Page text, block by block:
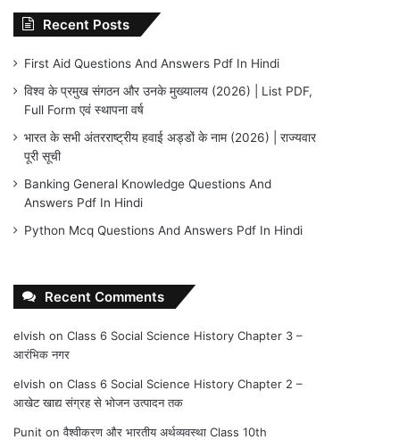
Recent Posts
First Aid Questions And Answers Pdf In Hindi
विश्व के प्रमुख संगठन और उनके मुख्यालय (2026) | List PDF,
Full Form एवं स्थापना वर्ष
भारत के सभी अंतरराष्ट्रीय हवाई अड्डों के नाम (2026) | राज्यवार
पूरी सूची
Banking General Knowledge Questions And
Answers Pdf In Hindi
Python Mcq Questions And Answers Pdf In Hindi
Recent Comments
elvish onClass 6 Social Science History Chapter 3 –
आरंभिक नगर
elvish onClass 6 Social Science History Chapter 2 –
आखेट खाद्य संग्रह से भोजन उत्पादन तक
Punit onवैश्वीकरण और भारतीय अर्थव्यवस्था Class 10th